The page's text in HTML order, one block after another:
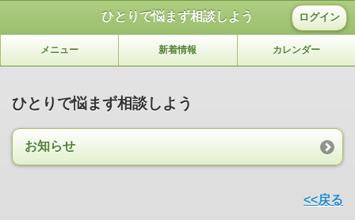
ひとりで悩まず相談しよう ログイン
メニュー 新着情報 カレンダー
ひとりで悩まず相談しよう
お知らせ
<<戻る